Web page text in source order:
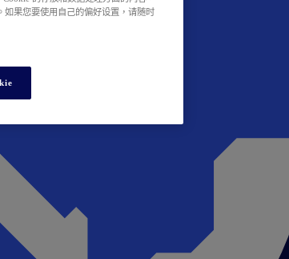
如果您要使用自己的偏好设置，请随时